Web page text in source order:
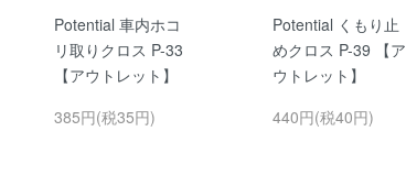
Potential 車内ホコ
リ取りクロス P-33
【アウトレット】
385円(税35円)
Potential くもり止
めクロス P-39 【ア
ウトレット】
440円(税40円)